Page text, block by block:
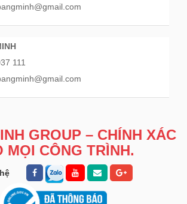
111
GROUP – CHÍNH XÁC
MỌI CÔNG TRÌNH.